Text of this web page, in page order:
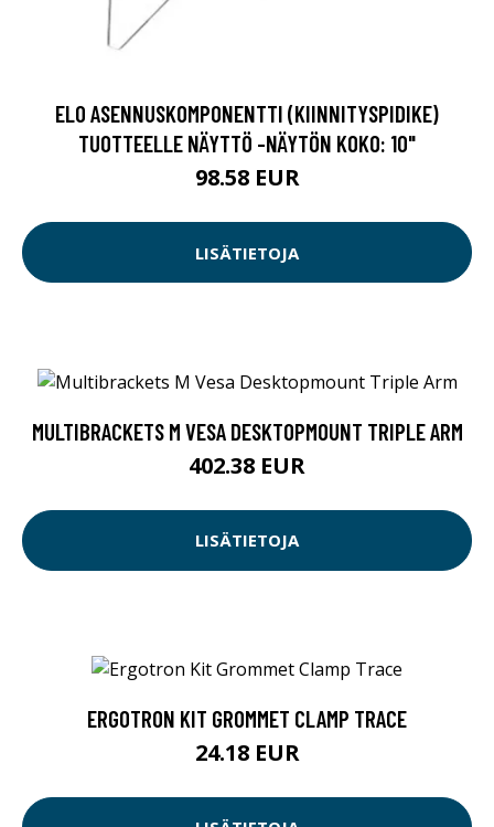
ELO ASENNUSKOMPONENTTI (KIINNITYSPIDIKE)
TUOTTEELLE NÄYTTÖ -NÄYTÖN KOKO: 10"
98.58 EUR
LISÄTIETOJA
MULTIBRACKETS M VESA DESKTOPMOUNT TRIPLE ARM
402.38 EUR
LISÄTIETOJA
ERGOTRON KIT GROMMET CLAMP TRACE
24.18 EUR